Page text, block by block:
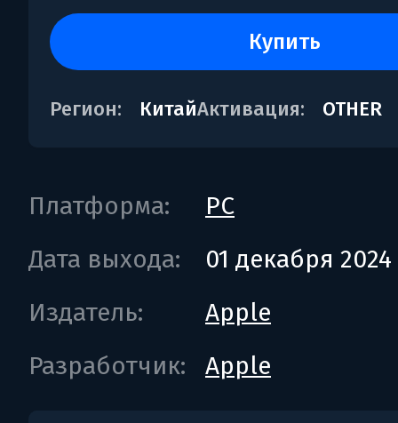
купить
Регион: КитайАктивация: OTHER
Платформа:
PC
Дата выхода:
01 декабря 2024
Издатель:
Apple
Разработчик:
Apple